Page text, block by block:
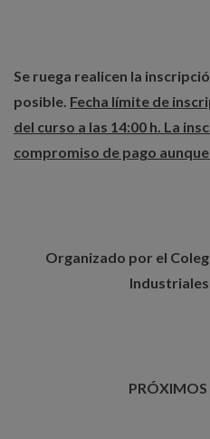
Se ruega realicen la
posible. Fecha límite de
del curso a las 14:00 h. La
compromiso de pago
Organizado por el
PRÓXIMOS